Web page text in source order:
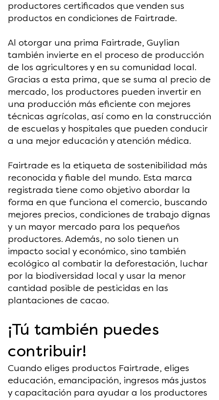
productores certificados que venden sus
productos en condiciones de Fairtrade.
Al otorgar una prima Fairtrade, Guylian
también invierte en el proceso de producción
de los agricultores y en su comunidad local.
Gracias a esta prima, que se suma al precio de
mercado, los productores pueden invertir en
una producción más eficiente con mejores
técnicas agrícolas, así como en la construcción
de escuelas y hospitales que pueden conducir
a una mejor educación y atención médica.
Fairtrade es la etiqueta de sostenibilidad más
reconocida y fiable del mundo. Esta marca
registrada tiene como objetivo abordar la
forma en que funciona el comercio, buscando
mejores precios, condiciones de trabajo dignas
y un mayor mercado para los pequeños
productores. Además, no solo tienen un
impacto social y económico, sino también
ecológico al combatir la deforestación, luchar
por la biodiversidad local y usar la menor
cantidad posible de pesticidas en las
plantaciones de cacao.
¡Tú también puedes
contribuir!
Cuando eliges productos Fairtrade, eliges
educación, emancipación, ingresos más justos
y capacitación para ayudar a los productores